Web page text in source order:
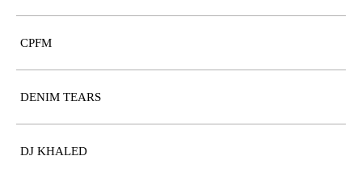
CPFM
DENIM TEARS
DJ KHALED